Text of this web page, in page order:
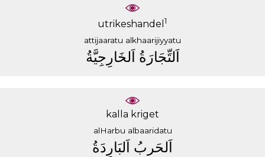
utrikeshandel 1
attijaaratu alkhaarijiyyatu
ﺍَﻟﺘِّﺠَﺎﺭَﺓُ ﺍَﻟﺨَﺎﺭِﺟِﻴَّﺔُ
kalla kriget
alHarbu albaaridatu
ﺍَﻟﺤَﺮﺏُ ﺍَﻟﺒَﺎﺭِﺩَﺓُ